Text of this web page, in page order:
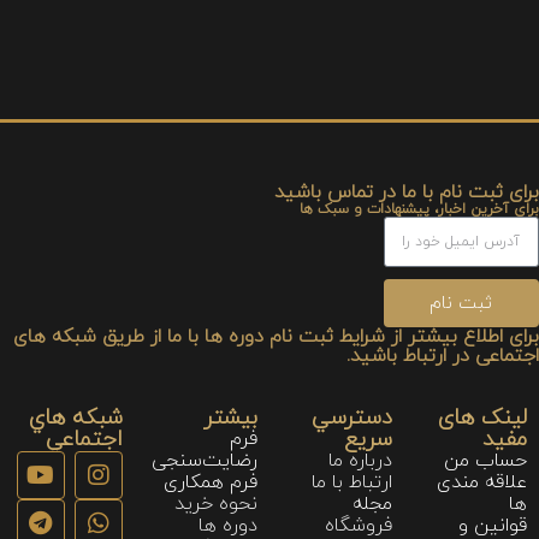
برای ثبت نام با ما در تماس باشید
برای آخرین اخبار، پیشنهادات و سبک ها
ثبت نام
برای اطلاع بیشتر از شرایط ثبت نام دوره ها با ما از طریق شبکه های
اجتماعی در ارتباط باشید.
لینک های
مفید
حساب من
علاقه مندی
ها
قوانین و
دسترسي
سريع
درباره ما
ارتباط با ما
مجله
فروشگاه
بیشتر
فرم
رضایت‌سنجی
فرم همکاری
نحوه خريد
دوره ها
شبكه هاي
اجتماعي